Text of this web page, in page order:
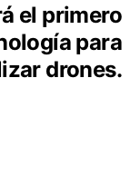
el primero
para
drones.